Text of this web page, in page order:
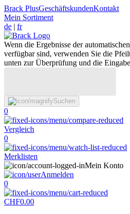
Brack PlusGeschäftskundenKontakt
Mein Sortiment
de | fr
Wenn die Ergebnisse der
verfügbar sind, verwenden Sie die
unten zur Überprüfung und die
Suchen
0
Vergleich
0
Merklisten
Mein Konto
Anmelden
0
CHF0.00